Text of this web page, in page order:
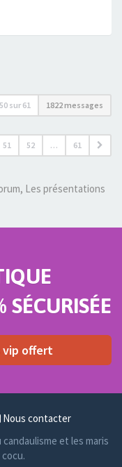
50 sur 61 1822 messages
51 52 … 61
Les présentations
vip offert
Nous contacter
et les maris